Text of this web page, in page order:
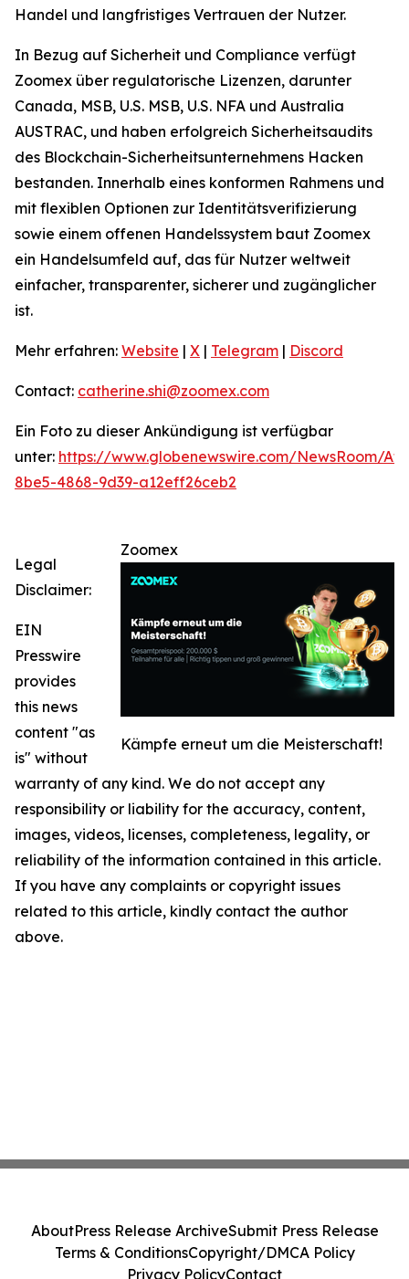
Handel und langfristiges Vertrauen der Nutzer.
In Bezug auf Sicherheit und Compliance verfügt
Zoomex über regulatorische Lizenzen, darunter
Canada, MSB, U.S. MSB, U.S. NFA und Australia
AUSTRAC, und haben erfolgreich Sicherheitsaudits
des Blockchain-Sicherheitsunternehmens Hacken
bestanden. Innerhalb eines konformen Rahmens und
mit flexiblen Optionen zur Identitätsverifizierung
sowie einem offenen Handelssystem baut Zoomex
ein Handelsumfeld auf, das für Nutzer weltweit
einfacher, transparenter, sicherer und zugänglicher
ist.
Mehr erfahren: Website | X | Telegram | Discord
Contact: catherine.shi@zoomex.com
Ein Foto zu dieser Ankündigung ist verfügbar
unter: https://www.globenewswire.com/NewsRoom/
8be5-4868-9d39-a12eff26ceb2
Zoomex
Kämpfe erneut um die Meisterschaft!
Legal
Disclaimer:
EIN
Presswire
provides
this news
content "as
is" without
warranty of any kind. We do not accept any
responsibility or liability for the accuracy, content,
images, videos, licenses, completeness, legality, or
reliability of the information contained in this article.
If you have any complaints or copyright issues
related to this article, kindly contact the author
above.
AboutPress Release ArchiveSubmit Press Release
Terms & ConditionsCopyright/DMCA Policy
Privacy PolicyContact